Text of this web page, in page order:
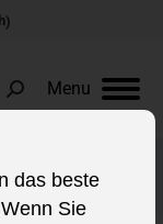
)
Menu
Search:
das beste
Sie